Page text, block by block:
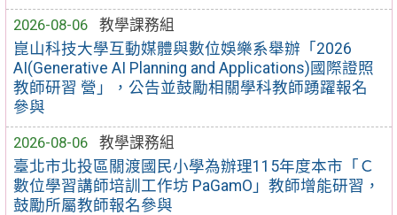
2026-08-06
教學課務組
崑山科技大學互動媒體與數位娛樂系舉辦「2026
AI(Generative AI Planning and Applications)國際證照
教師研習 營」，公告並鼓勵相關學科教師踴躍報名
參與
2026-08-06
教學課務組
臺北市北投區關渡國民小學為辦理115年度本市「Ｃ
數位學習講師培訓工作坊 PaGamO」教師增能研習，
鼓勵所屬教師報名參與